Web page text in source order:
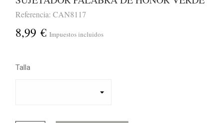
Referencia: CAN8117
8,99 € Impuestos incluidos
Talla